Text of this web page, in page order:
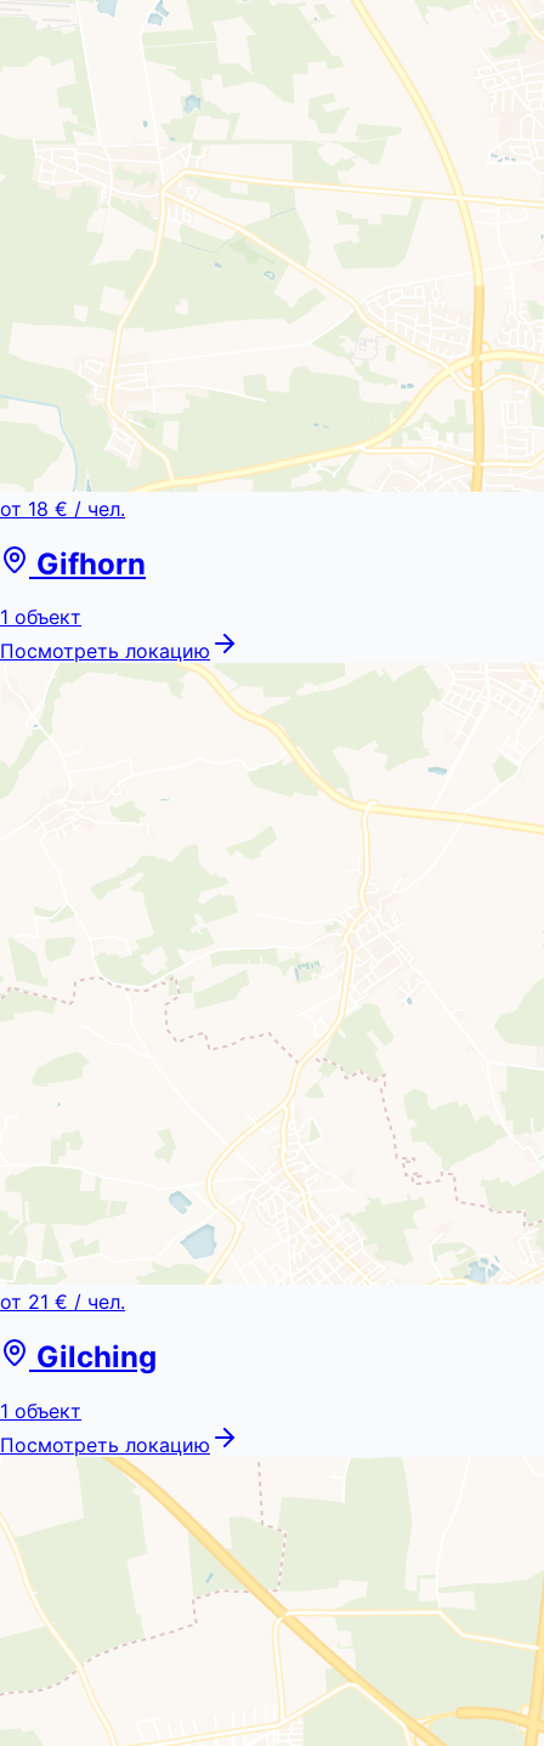
от 18 € / чел.
Gifhorn
1 объект
Посмотреть локацию
от 21 € / чел.
Gilching
1 объект
Посмотреть локацию